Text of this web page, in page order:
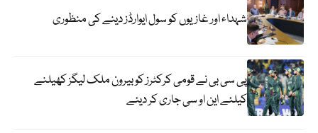
شہداء اور غازیوں کو سول ایوارڈز دینے کی منظوری
پی سی بی نے قومی کرکٹرز کو بیرون ملک لیگز کھیلنے
کیلئے این او سی جاری کر دیئے